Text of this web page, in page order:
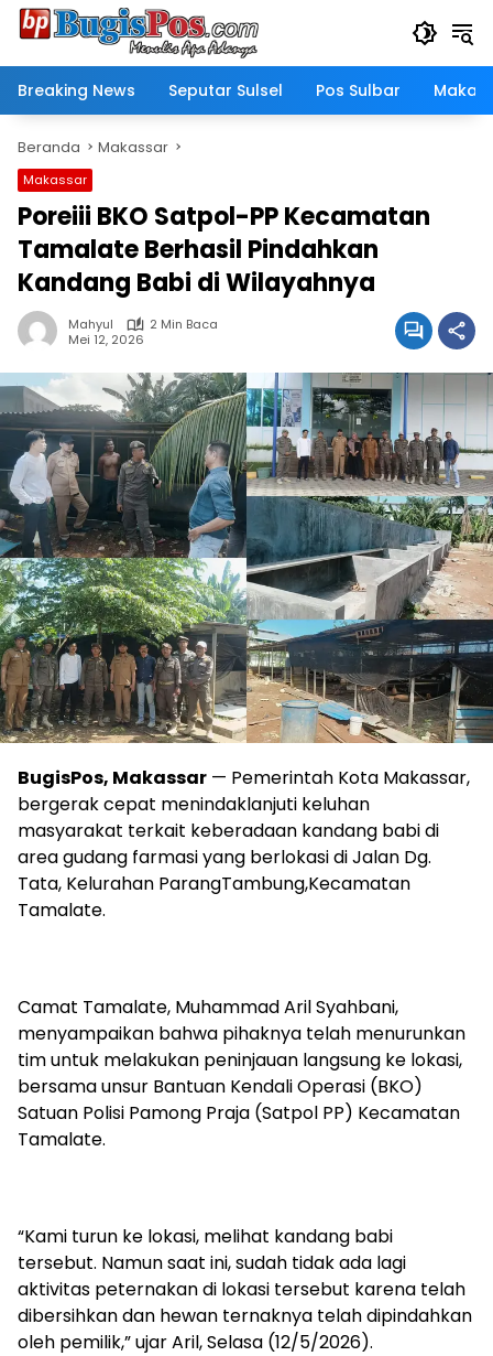
Langsung
Breaking News
Seputar Sulsel Pos Sulbar
Beranda Makassar
Makassar
Poreiii BKO Satpol-PP Kecamatan
Tamalate Berhasil Pindahkan
Kandang Babi di Wilayahnya
Mahyul
2 Min Baca
Mei 12, 2026
BugisPos, Makassar — Pemerintah Kota Makassar,
bergerak cepat menindaklanjuti keluhan
masyarakat terkait keberadaan kandang babi di
area gudang farmasi yang berlokasi di Jalan Dg.
Tata, Kelurahan ParangTambung,Kecamatan
Tamalate.
Camat Tamalate, Muhammad Aril Syahbani,
menyampaikan bahwa pihaknya telah menurunkan
tim untuk melakukan peninjauan langsung ke lokasi,
bersama unsur Bantuan Kendali Operasi (BKO)
Satuan Polisi Pamong Praja (Satpol PP) Kecamatan
Tamalate.
“Kami turun ke lokasi, melihat kandang babi
tersebut. Namun saat ini, sudah tidak ada lagi
aktivitas peternakan di lokasi tersebut karena telah
dibersihkan dan hewan ternaknya telah dipindahkan
oleh pemilik,” ujar Aril, Selasa (12/5/2026).